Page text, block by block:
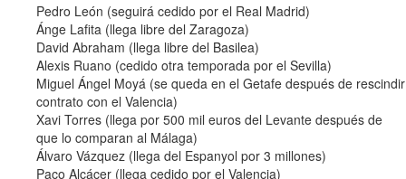
Pedro León (seguirá cedido por el Real Madrid)
Ánge Lafita (llega libre del Zaragoza)
David Abraham (llega libre del Basilea)
Alexis Ruano (cedido otra temporada por el Sevilla)
Miguel Ángel Moyá (se queda en el Getafe después de rescindir
contrato con el Valencia)
Xavi Torres (llega por 500 mil euros del Levante después de
que lo comparan al Málaga)
Álvaro Vázquez (llega del Espanyol por 3 millones)
Paco Alcácer (llega cedido por el Valencia)